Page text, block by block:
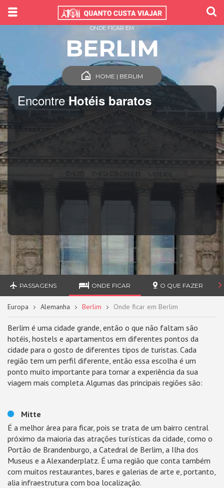
Encontre Hotéis baratos
ONDE FICAR EM
BERLIM
HOME | BERLIM
PASSAGENS ONDE FICAR O QUE FAZER
Europa Alemanha Berlim Onde ficar em Berlim
Berlim é uma cidade grande, então o que não faltam são
hotéis, hostels e apartamentos em diferentes pontos da
cidade para o gosto de diferentes tipos de turistas. Cada
região tem um perfil diferente, então essa escolha é um
ponto muito importante para tornar a experiência da sua
viagem mais completa. Algumas das principais regiões são:
Mitte
É a melhor área para ficar, pois se trata de um bairro central
próximo da maioria das atrações turísticas da cidade, como o
Portão de Brandenburgo, a Catedral de Berlim, a Ilha dos
Museus e a Alexanderplatz. É uma região que conta também
com muitos restaurantes, bares e galerias de arte e, portanto,
alia infraestrutura com boa localização.